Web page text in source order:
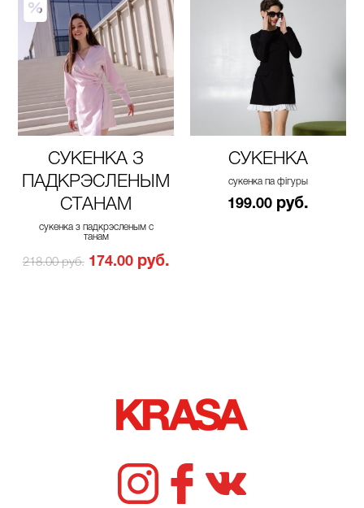
СУКЕНКА З
ПАДКРЭСЛЕНЫМ
СТАНАМ
сукенка з падкрэсленым с
танам
218.00 руб. 174.00 руб.
СУКЕНКА
сукенка па фігуры
199.00 руб.